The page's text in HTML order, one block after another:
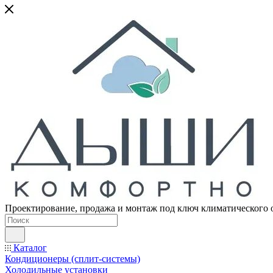
Проектирование, продажа и монтаж под ключ климатического
Каталог
Кондиционеры (сплит-системы)
Холодильные установки